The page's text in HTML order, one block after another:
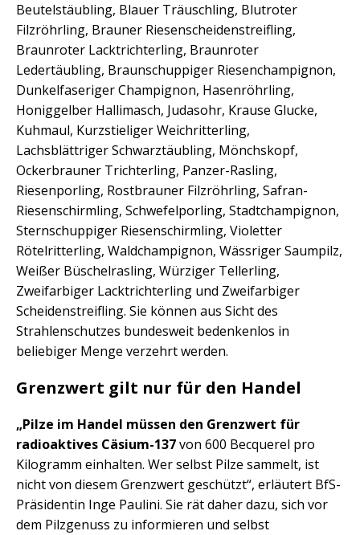
Beutelstäubling, Blauer Träuschling, Blutroter
Filzröhrling, Brauner Riesenscheidenstreifling,
Braunroter Lacktrichterling, Braunroter
Ledertäubling, Braunschuppiger Riesenchampignon,
Dunkelfaseriger Champignon, Hasenröhrling,
Honiggelber Hallimasch, Judasohr, Krause Glucke,
Kuhmaul, Kurzstieliger Weichritterling,
Lachsblättriger Schwarztäubling, Mönchskopf,
Ockerbrauner Trichterling, Panzer-Rasling,
Riesenporling, Rostbrauner Filzröhrling, Safran-
Riesenschirmling, Schwefelporling, Stadtchampignon,
Sternschuppiger Riesenschirmling, Violetter
Rötelritterling, Waldchampignon, Wässriger Saumpilz,
Weißer Büschelrasling, Würziger Tellerling,
Zweifarbiger Lacktrichterling und Zweifarbiger
Scheidenstreifling. Sie können aus Sicht des
Strahlenschutzes bundesweit bedenkenlos in
beliebiger Menge verzehrt werden.
Grenzwert gilt nur für den Handel
„Pilze im Handel müssen den Grenzwert für
radioaktives Cäsium-137von 600 Becquerel pro
Kilogramm einhalten. Wer selbst Pilze sammelt, ist
nicht von diesem Grenzwert geschützt“, erläutert BfS-
Präsidentin Inge Paulini. Sie rät daher dazu, sich vor
dem Pilzgenuss zu informieren und selbst